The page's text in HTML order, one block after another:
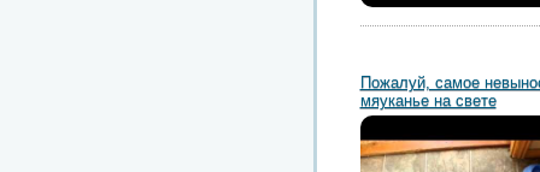
Пожалуй, самое
мяуканье на свете